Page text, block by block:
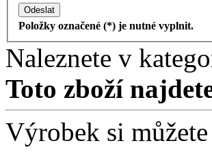
Odeslat
Položky označené (*) je nutné vyplnit.
Naleznete v
Toto zboží
Výrobek si